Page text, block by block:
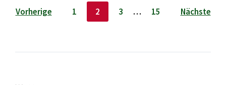
Seitennummerierung
Beiträge
Vorherige 1 2 3 … 15 Nächste